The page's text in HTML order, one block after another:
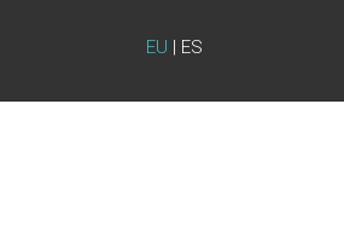
EU | ES